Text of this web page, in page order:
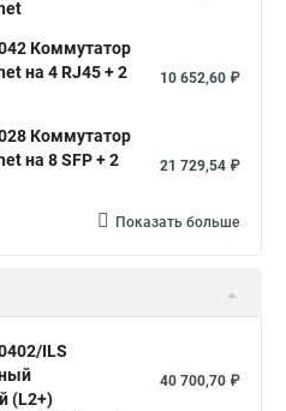
Коммутатор
на 4 RJ45 + 2
10 652,60 ₽
Коммутатор
на 8 SFP + 2
21 729,54 ₽
Показать больше
ILS
(L2+)
40 700,70 ₽